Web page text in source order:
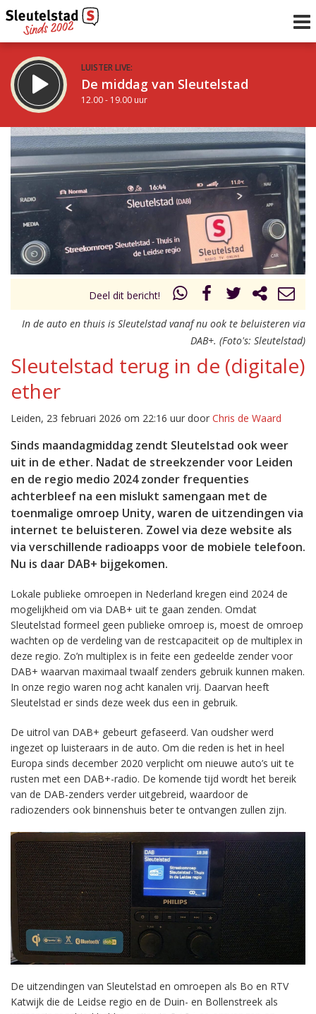
LUISTER LIVE:
De middag van Sleutelstad
12.00 - 19.00 uur
STRAKS:
De avond van Sleutelstad
19.00 - 22.00 uur
Vorig uur
uur 1 van 0 Volgend uur
Deel dit bericht!
In de auto en thuis is Sleutelstad vanaf nu ook te beluisteren via
DAB+. (Foto's: Sleutelstad)
Sleutelstad terug in de (digitale)
ether
Leiden, 23 februari 2026 om 22:16 uur door Chris de Waard
Sinds maandagmiddag zendt Sleutelstad ook weer
uit in de ether. Nadat de streekzender voor Leiden
en de regio medio 2024 zonder frequenties
achterbleef na een mislukt samengaan met de
toenmalige omroep Unity, waren de uitzendingen via
internet te beluisteren. Zowel via deze website als
via verschillende radioapps voor de mobiele telefoon.
Nu is daar DAB+ bijgekomen.
Lokale publieke omroepen in Nederland kregen eind 2024 de
mogelijkheid om via DAB+ uit te gaan zenden. Omdat
Sleutelstad formeel geen publieke omroep is, moest de omroep
wachten op de verdeling van de restcapaciteit op de multiplex in
deze regio. Zo’n multiplex is in feite een gedeelde zender voor
DAB+ waarvan maximaal twaalf zenders gebruik kunnen maken.
In onze regio waren nog acht kanalen vrij. Daarvan heeft
Sleutelstad er sinds deze week dus een in gebruik.
De uitrol van DAB+ gebeurt gefaseerd. Van oudsher werd
ingezet op luisteraars in de auto. Om die reden is het in heel
Europa sinds december 2020 verplicht om nieuwe auto’s uit te
rusten met een DAB+-radio. De komende tijd wordt het bereik
van de DAB-zenders verder uitgebreid, waardoor de
radiozenders ook binnenshuis beter te ontvangen zullen zijn.
De uitzendingen van Sleutelstad en omroepen als Bo en RTV
Katwijk die de Leidse regio en de Duin- en Bollenstreek als